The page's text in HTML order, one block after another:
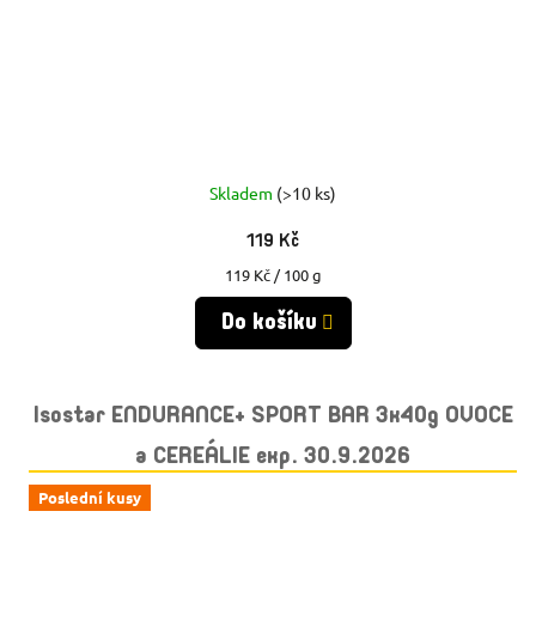
Skladem (>10 ks)
119 Kč
Měrná
cena:
119 Kč / 100 g
Do košíku
Isostar ENDURANCE+ SPORT BAR 3x40g OVOCE
a CEREÁLIE exp. 30.9.2026
Poslední kusy